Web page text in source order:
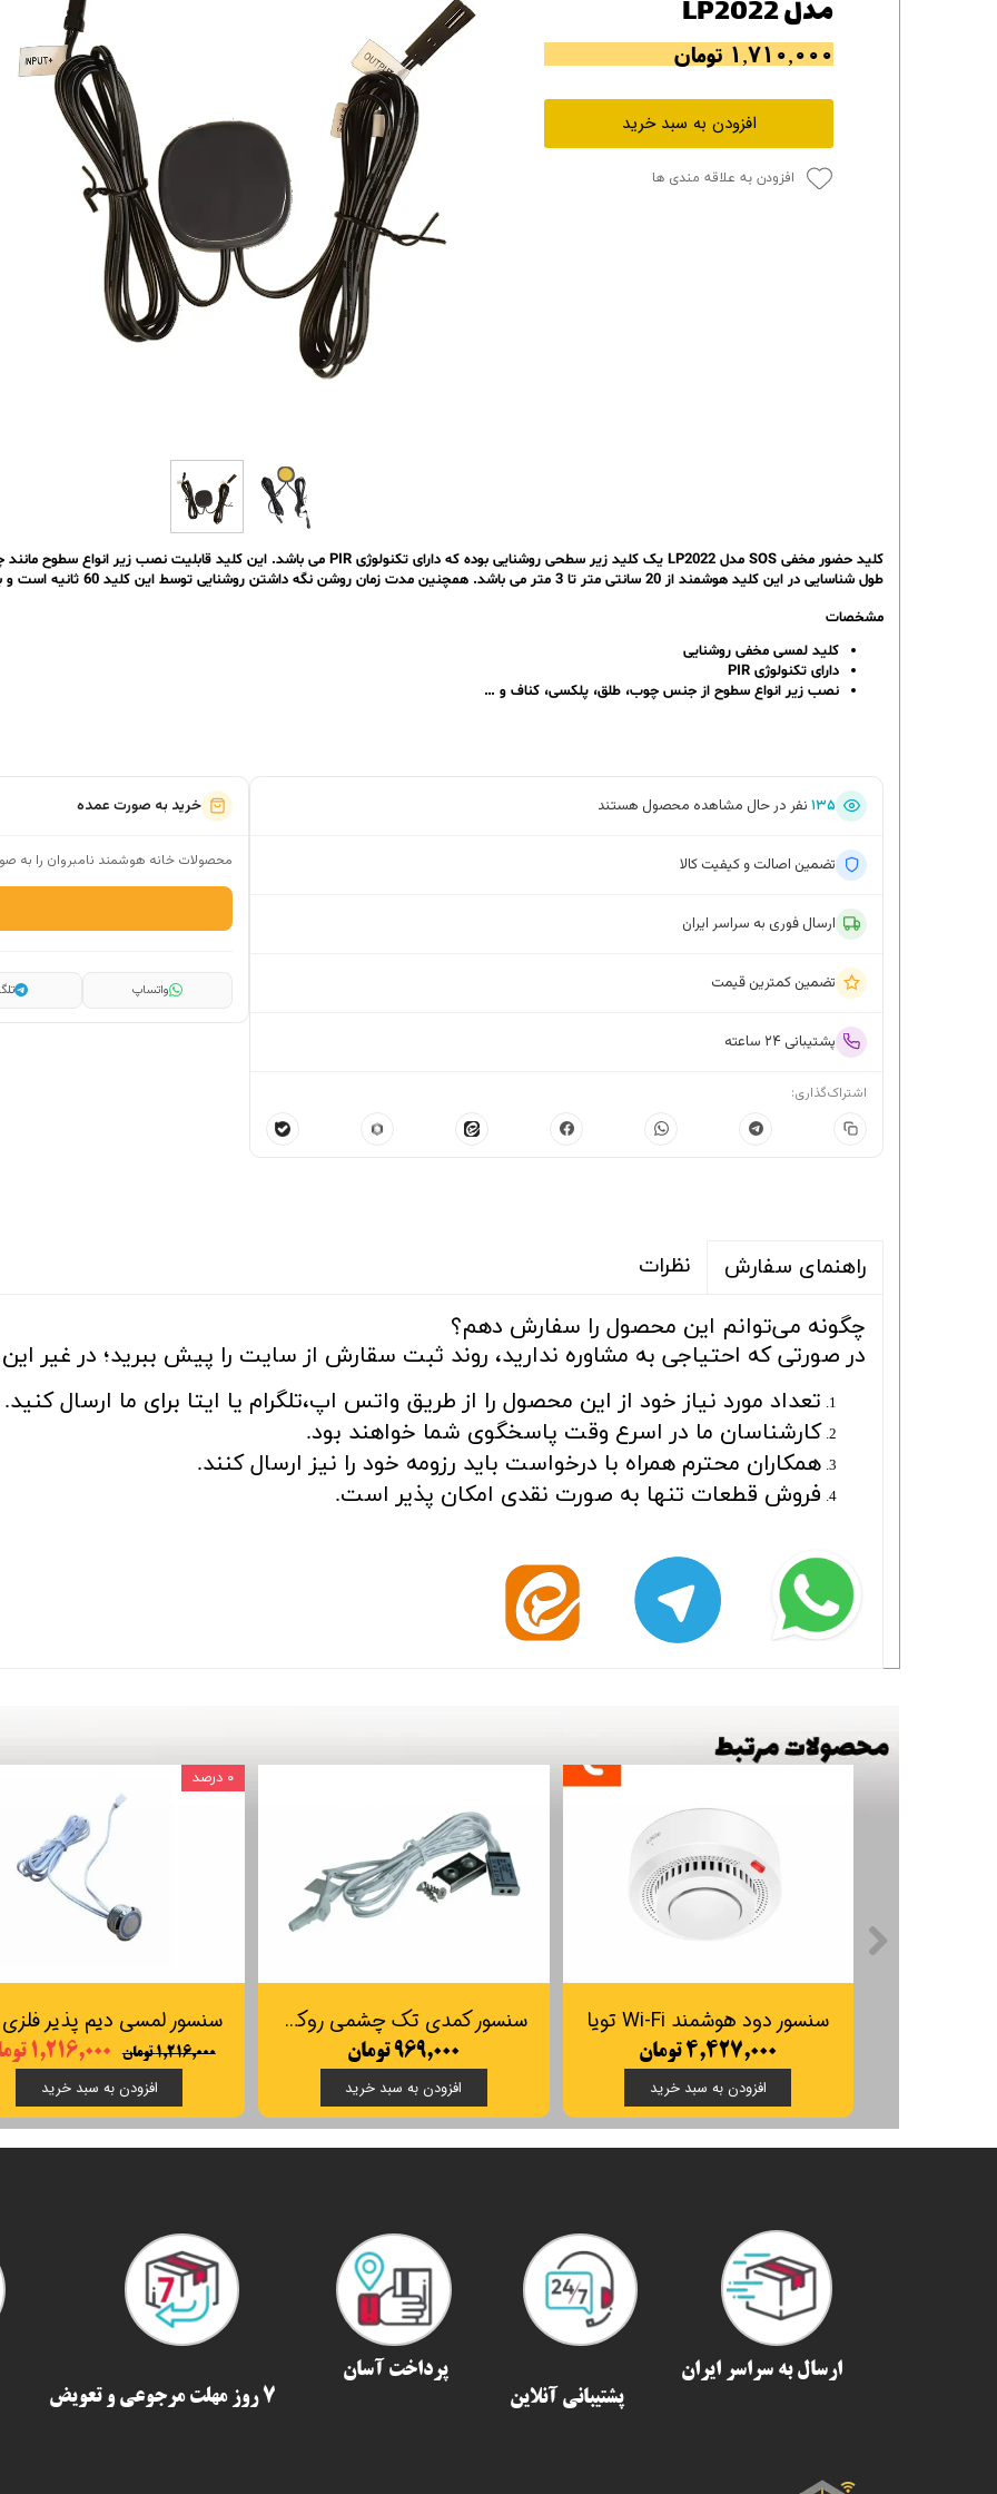
پنل ثبت پروژه ویژه کارکنان
پنل ثبت قراردادهای سازمانی پرسنل
مدل LP2022
۱,۷۱۰,۰۰۰ تومان
افزودن به سبد خرید
افزودن به علاقه مندی ها
کلید حضور مخفی SOS مدل LP2022 یک کلید زیر سطحی روشنایی بوده که دارای تکنولوژی PIR می باشد. این کلید قابلیت نصب زیر انواع سطوح مانند چوب، طلق، پلکسی، کناف و… را دارد.
طول شناسایی در این کلید هوشمند از 20 سانتی متر تا 3 متر می باشد. همچنین مدت زمان روشن نگه داشتن روشنایی توسط این کلید 60 ثانیه است و با حرکت انسان در محدوده نیز عمل می کند.
مشخصات
کلید لمسی مخفی روشنایی
دارای تکنولوژی PIR
نصب زیر انواع سطوح از جنس چوب، طلق، پلکسی، کناف و …
۱۳۵ نفر در حال مشاهده محصول هستند
تضمین اصالت و کیفیت کالا
ارسال فوری به سراسر ایران
تضمین کمترین قیمت
پشتیبانی ۲۴ ساعته
اشتراک‌گذاری:
خرید به صورت عمده
محصولات خانه هوشمند نامبروان را به
واتساپ
راهنمای سفارش نظرات
چگونه می‌توانم این محصول را سفارش دهم؟
در صورتی که احتیاجی به مشاوره ندارید، روند ثبت سقارش از سایت را پیش ببرید؛ در غیر
تعداد مورد نیاز خود از این محصول را از طریق واتس اپ،تلگرام یا ایتا برای ما ارسال کنید.
کارشناسان ما در اسرع وقت پاسخگوی شما خواهند بود.
همکاران محترم همراه با درخواست باید رزومه خود را نیز ارسال کنند.
فروش قطعات تنها به صورت نقدی امکان پذیر است.
۱,۲۱۶,۰۰۰ تومان ۱,۲۱۶,۰۰۰ تومان
افزودن به سبد خرید
۰ درصد
سنسور کمدی تک چشمی روکار SOS مدل LP5026
۹۶۹,۰۰۰ تومان
افزودن به سبد خرید
سنسور دود هوشمند Wi-Fi تویا
۴,۴۲۷,۰۰۰ تومان
افزودن به سبد خرید
ارسال به سراسر ایران​​​​​​​
پشتیبانی آنلاین
پرداخت آسان
7 روز مهلت مرجوعی و تعویض